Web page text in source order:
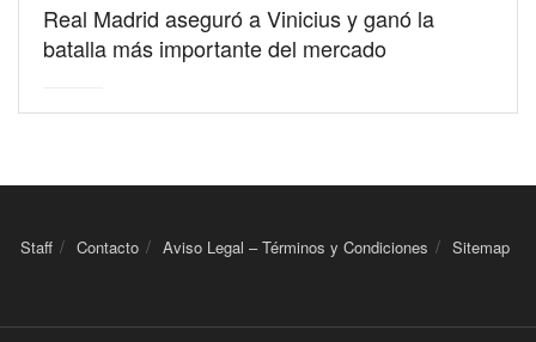
Real Madrid aseguró a Vinicius y ganó la
batalla más importante del mercado
Staff Contacto Aviso Legal – Términos y Condiciones Sitemap